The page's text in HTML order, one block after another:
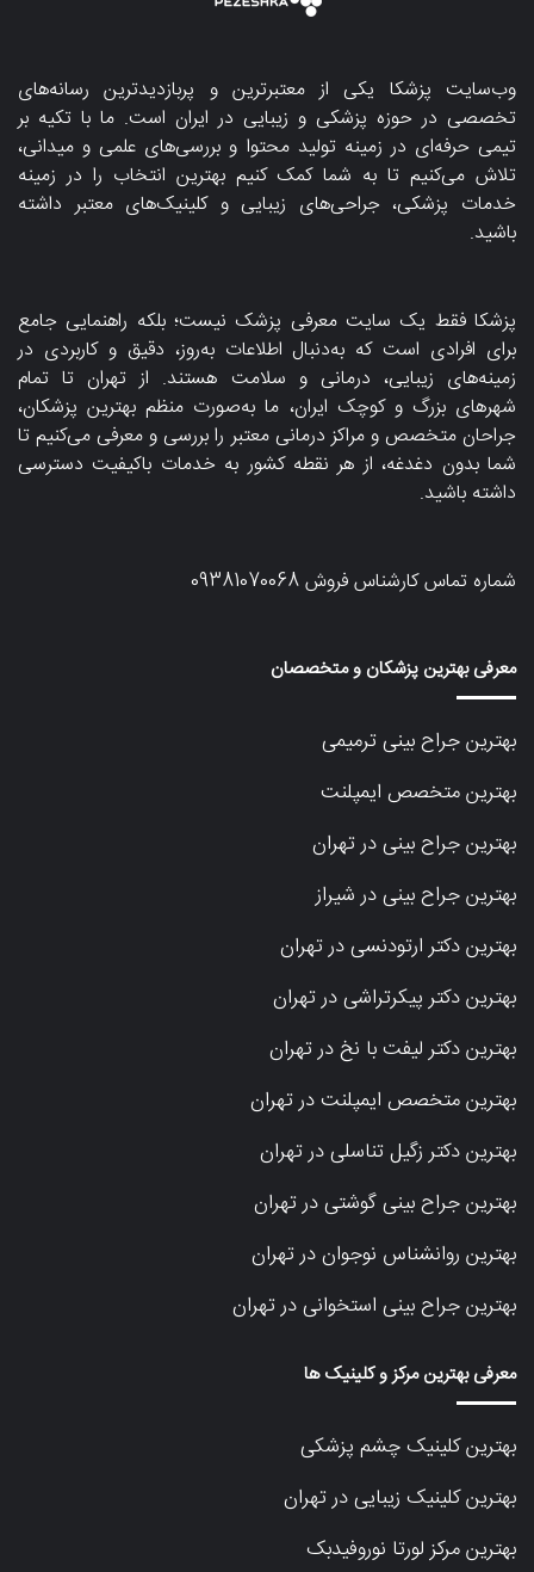
وب‌سایت پزشکا یکی از معتبرترین و پربازدیدترین رسانه‌های
تخصصی در حوزه پزشکی و زیبایی در ایران است. ما با تکیه بر
تیمی حرفه‌ای در زمینه تولید محتوا و بررسی‌های علمی و میدانی،
تلاش می‌کنیم تا به شما کمک کنیم بهترین انتخاب را در زمینه
خدمات پزشکی، جراحی‌های زیبایی و کلینیک‌های معتبر داشته
باشید.
پزشکا فقط یک سایت معرفی پزشک نیست؛ بلکه راهنمایی جامع
برای افرادی است که به‌دنبال اطلاعات به‌روز، دقیق و کاربردی در
زمینه‌های زیبایی، درمانی و سلامت هستند. از تهران تا تمام
شهرهای بزرگ و کوچک ایران، ما به‌صورت منظم بهترین پزشکان،
جراحان متخصص و مراکز درمانی معتبر را بررسی و معرفی می‌کنیم تا
شما بدون دغدغه، از هر نقطه کشور به خدمات باکیفیت دسترسی
داشته باشید.
شماره تماس کارشناس فروش09381070068
معرفی بهترین پزشکان و متخصصان
بهترین جراح بینی ترمیمی
بهترین متخصص ایمپلنت
بهترین جراح بینی در تهران
بهترین جراح بینی در شیراز
بهترین دکتر ارتودنسی در تهران
بهترین دکتر پیکرتراشی در تهران
بهترین دکتر لیفت با نخ در تهران
بهترین متخصص ایمپلنت در تهران
بهترین دکتر زگیل تناسلی در تهران
بهترین جراح بینی گوشتی در تهران
بهترین روانشناس نوجوان در تهران
بهترین جراح بینی استخوانی در تهران
معرفی بهترین مرکز و کلینیک ها
بهترین کلینیک چشم پزشکی
بهترین کلینیک زیبایی در تهران
بهترین مرکز لورتا نوروفیدبک